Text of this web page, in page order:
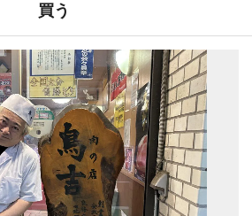
買う